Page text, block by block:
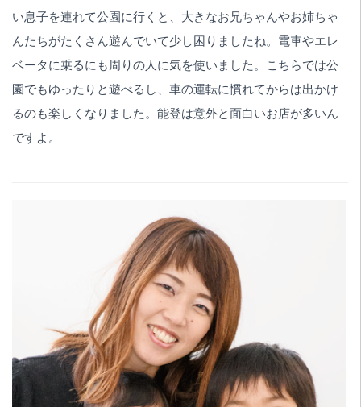
い息子を連れて公園に行くと、大きなお兄ちゃんやお姉ちゃ
んたちがたくさん遊んでいて少し困りましたね。電車やエレ
ベータに乗るにも周りの人に気を使いました。こちらでは公
園でもゆったりと遊べるし、車の運転に慣れてからは出かけ
るのも楽しくなりました。能登は意外と面白いお店が多いん
ですよ。